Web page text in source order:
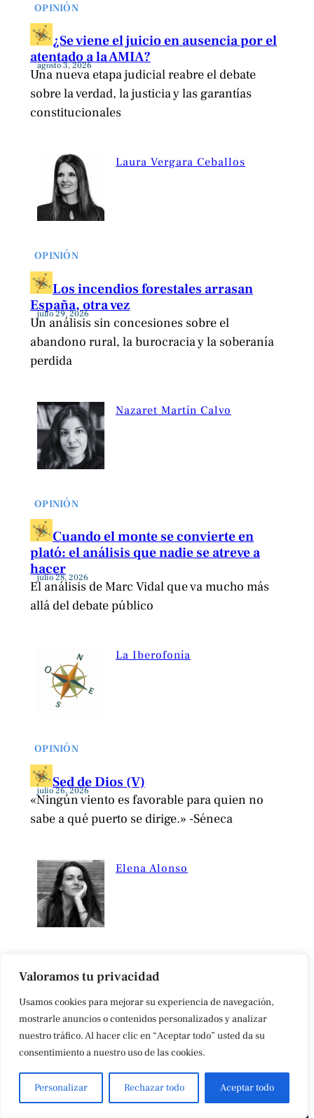
Valoramos tu privacidad
Usamos cookies para mejorar su experiencia de navegación,
mostrarle anuncios o contenidos personalizados y analizar
nuestro tráfico. Al hacer clic en “Aceptar todo” usted da su
consentimiento a nuestro uso de las cookies.
Personalizar Rechazar todo Aceptar todo
OPINIÓN
¿Se viene el juicio en ausencia por el
atentado a la AMIA?
agosto 3, 2026
Una nueva etapa judicial reabre el debate
sobre la verdad, la justicia y las garantías
constitucionales
Laura Vergara Ceballos
OPINIÓN
Los incendios forestales arrasan
España, otra vez
julio 29, 2026
Un análisis sin concesiones sobre el
abandono rural, la burocracia y la soberanía
perdida
Nazaret Martín Calvo
OPINIÓN
Cuando el monte se convierte en
plató: el análisis que nadie se atreve a
hacer
julio 28, 2026
El análisis de Marc Vidal que va mucho más
allá del debate público
La Iberofonía
OPINIÓN
Sed de Dios (V)
julio 26, 2026
«Ningún viento es favorable para quien no
sabe a qué puerto se dirige.» -Séneca
Elena Alonso